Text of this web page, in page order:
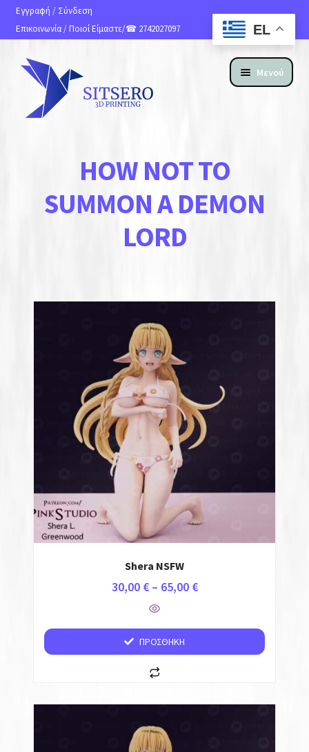
Εγγραφή / Σύνδεση
Επικοινωνία/ Ποιοί Είμαστε/☎ 2742027097
Μενού
ΥΠΗΡΕΣΙΕΣ 3D PRINTING
ΚΑΤΑΣΚΕΥΗ ΙΣΤΟΣΕΛΙΔΩΝ
HOW NOT TO
SUMMON A DEMON
LORD
Shera NSFW
30,00 € – 65,00 €
ΠΡΟΣΘΉΚΗ
EL